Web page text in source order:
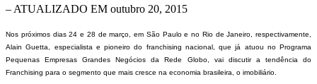
– ATUALIZADO EM outubro 20, 2015
Nos próximos dias 24 e 28 de março, em São Paulo e no Rio de Janeiro, respectivamente,
Alain Guetta, especialista e pioneiro do franchising nacional, que já atuou no Programa
Pequenas Empresas Grandes Negócios da Rede Globo, vai discutir a tendência do
Franchising para o segmento que mais cresce na economia brasileira, o imobiliário.